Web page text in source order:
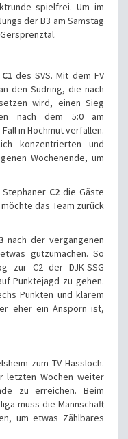
spielfrei. Um im
der B3 am Samstag
C1 des SVS. Mit dem FV
den Südring, die nach
wird, einen Sieg
nach dem 5:0 am
in Hochmut verfallen.
konzentrierten und
Wochenende, um
C2 die Gäste
das Team zurück
nach der vergangenen
gutzumachen. So
zur C2 der DJK-SSG
Punktejagd zu gehen.
Punkten und klarem
eher ein Ansporn ist,
zum TV Hassloch.
letzten Wochen weiter
zu erreichen. Beim
muss die Mannschaft
um etwas Zählbares